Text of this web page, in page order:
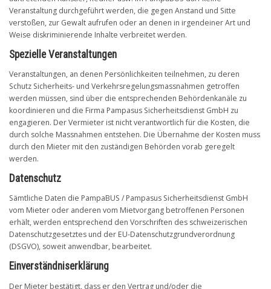
Veranstaltung durchgeführt werden, die gegen Anstand und Sitte
verstoßen, zur Gewalt aufrufen oder an denen in irgendeiner Art und
Weise diskriminierende Inhalte verbreitet werden.
Spezielle Veranstaltungen
Veranstaltungen, an denen Persönlichkeiten teilnehmen, zu deren
Schutz Sicherheits- und Verkehrsregelungsmassnahmen getroffen
werden müssen, sind über die entsprechenden Behördenkanäle zu
koordinieren und die Firma Pampasus Sicherheitsdienst GmbH zu
engagieren. Der Vermieter ist nicht verantwortlich für die Kosten, die
durch solche Massnahmen entstehen. Die Übernahme der Kosten muss
durch den Mieter mit den zuständigen Behörden vorab geregelt
werden.
Datenschutz
Sämtliche Daten die PampaBUS / Pampasus Sicherheitsdienst GmbH
vom Mieter oder anderen vom Mietvorgang betroffenen Personen
erhält, werden entsprechend den Vorschriften des schweizerischen
Datenschutzgesetztes und der EU-Datenschutzgrundverordnung
(DSGVO), soweit anwendbar, bearbeitet.
Einverständniserklärung
Der Mieter bestätigt, dass er den Vertrag und/oder die